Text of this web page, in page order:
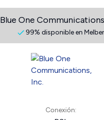
Blue One
99% disponible en Melber
Conexión: